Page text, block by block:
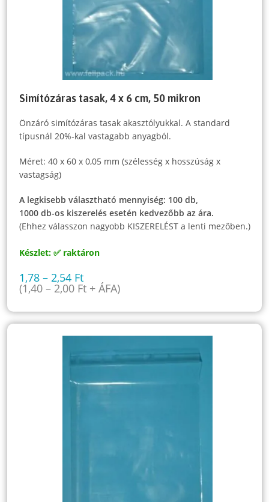
Simítózáras tasak, 4 x 6 cm, 50 mikron
Önzáró simítózáras tasak akasztólyukkal. A standard
típusnál 20%-kal vastagabb anyagból.
Méret: 40 x 60 x 0,05 mm (szélesség x hosszúság x
vastagság)
A legkisebb választható mennyiség: 100 db,
1000 db-os kiszerelés esetén kedvezőbb az ára.
(Ehhez válasszon nagyobb KISZERELÉST a lenti mezőben.)
Készlet: ✅ raktáron
1,78–2,54 Ft
(1,40– 2,00 Ft + ÁFA)